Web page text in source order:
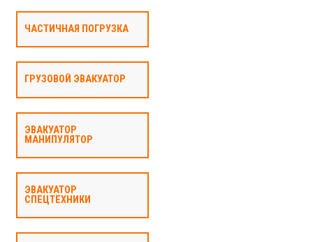
ЧАСТИЧНАЯ ПОГРУЗКА
ГРУЗОВОЙ ЭВАКУАТОР
ЭВАКУАТОР
МАНИПУЛЯТОР
ЭВАКУАТОР
СПЕЦТЕХНИКИ